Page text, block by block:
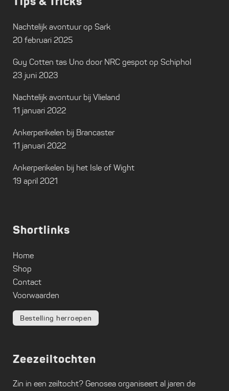
Nachtelijk avontuur op Sark
20 februari 2025
Guy Cotten tas Uno door NRC gespot op Schiphol
23 juni 2023
Nachtelijk avontuur bij Vlieland
11 januari 2022
Ankerperikelen bij Brancaster
11 januari 2022
Ankerperikelen bij het Isle of Wight
19 april 2021
Shortlinks
Home
Shop
Contact
Voorwaarden
Bestelling herroepen
Zeezeiltochten
Zin in een zeiltocht? Genosea organiseert al jaren de